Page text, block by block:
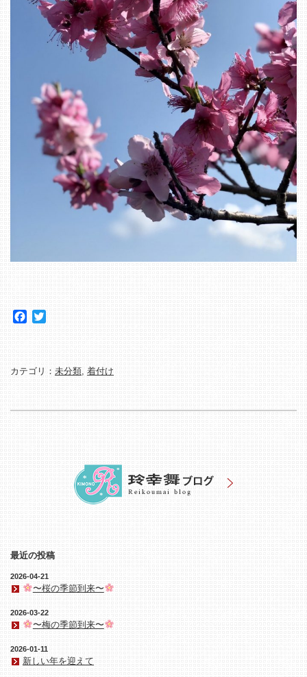
Facebook
カテゴリ： 未分類 着付け
最近の投稿
2026-04-21
〜桜の季節到来〜
2026-03-22
〜梅の季節到来〜
2026-01-11
新しい年を迎えて